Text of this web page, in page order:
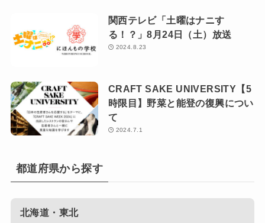
関西テレビ「土曜はナニす
る！？」8月24日（土）放送
2024.8.23
CRAFT SAKE UNIVERSITY【5
時限目】野菜と能登の復興につい
て
2024.7.1
都道府県から探す
北海道・東北